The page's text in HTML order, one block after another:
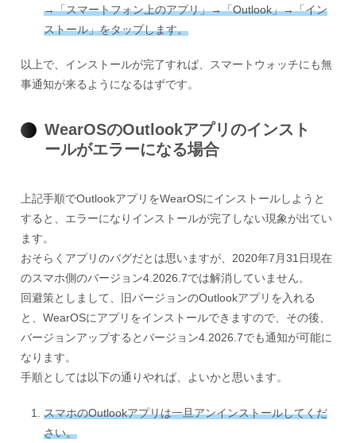
→「スマートフォン上のアプリ」→「Outlook」→「イン
ストール」をタップします。
以上で、インストールが完了すれば、スマートウォッチにも無
事通知が来るようになるはずです。
WearOSのOutlookアプリのインスト
ールがエラーになる場合
上記手順でOutlookアプリをWearOSにインストールしようと
すると、エラーになりインストールが完了しない現象が出てい
ます。
おそらくアプリのバグだとは思いますが、2020年7月31日現在
のスマホ側のバージョン4.2026.7では解消していません。
回避策としまして、旧バージョンのOutlookアプリを入れる
と、WearOSにアプリをインストールできますので、その後、
バージョンアップするとバージョン4.2026.7でも通知が可能に
なります。
手順としては以下の通りやれば、よいかと思います。
スマホのOutlookアプリは一旦アンインストールしてくだ
さい。